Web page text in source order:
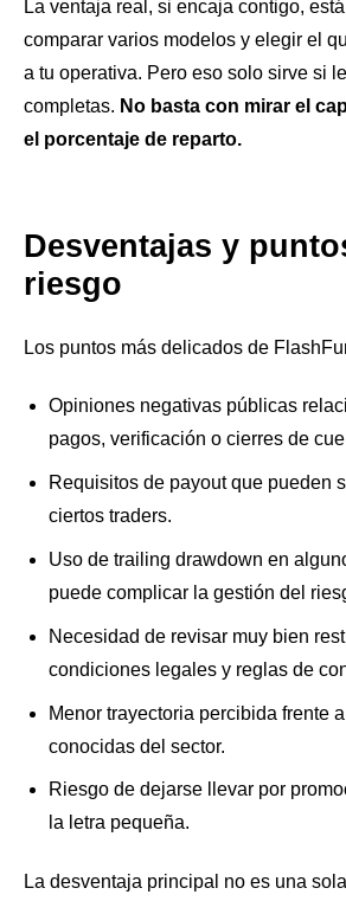
La ventaja real, si encaja contigo,
comparar varios modelos y elegir el
a tu operativa. Pero eso solo sirve si
completas. No basta con mirar el
el porcentaje de reparto.
Desventajas y
riesgo
Los puntos más delicados de
Opiniones negativas públicas
pagos, verificación o cierres de
Requisitos de payout que pueden
ciertos traders.
Uso de trailing drawdown en
puede complicar la gestión del
Necesidad de revisar muy bien
condiciones legales y reglas de
Menor trayectoria percibida frente
conocidas del sector.
Riesgo de dejarse llevar por
la letra pequeña.
La desventaja principal no es una